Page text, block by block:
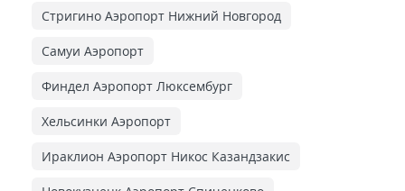
Стригино Аэропорт Нижний Новгород
Самуи Аэропорт
Финдел Аэропорт Люксембург
Хельсинки Аэропорт
Ираклион Аэропорт Никос Казандзакис